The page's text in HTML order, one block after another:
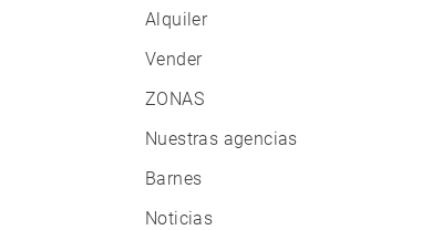
Alquiler
Vender
ZONAS
Nuestras agencias
Barnes
Noticias